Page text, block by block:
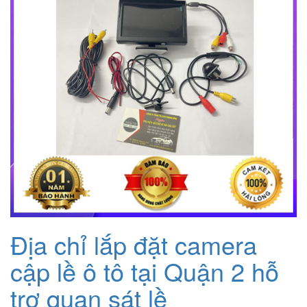
Địa chỉ lắp đặt camera
cập lề ô tô tại Quận 2 hỗ
trợ quan sát lề